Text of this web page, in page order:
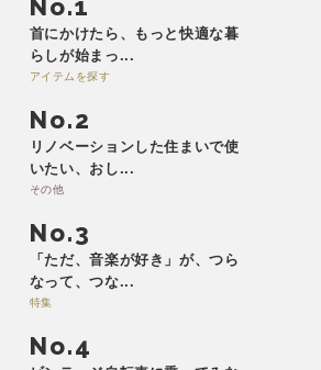
No.
首にかけたら、もっと快適な暮
らしが始まっ...
アイテムを探す
No.
リノベーションした住まいで使
いたい、おし...
その他
No.
「ただ、音楽が好き」が、つら
なって、つな...
特集
No.